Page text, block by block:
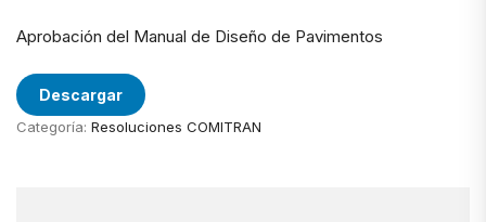
Aprobación del Manual de Diseño de Pavimentos
Descargar
Categoría: Resoluciones COMITRAN